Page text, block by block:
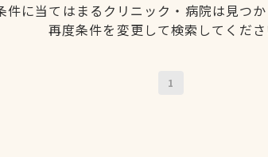
件に当てはまるクリニック・病院は見つか
再度条件を変更して検索してくださ
1